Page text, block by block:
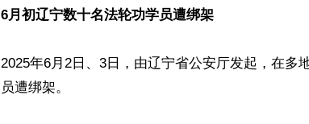
6月初辽宁数十名法轮功学员遭绑架
2025年6月2日、3日，由辽宁省公安厅发起，在多
员遭绑架。